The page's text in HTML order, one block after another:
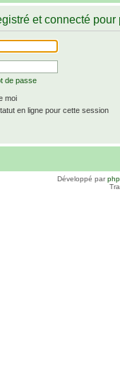
et connecté
de passe
moi
en ligne pour cette session
Développé par